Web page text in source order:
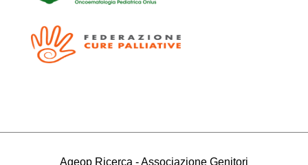
Ageop Ricerca - Associazione Genitori